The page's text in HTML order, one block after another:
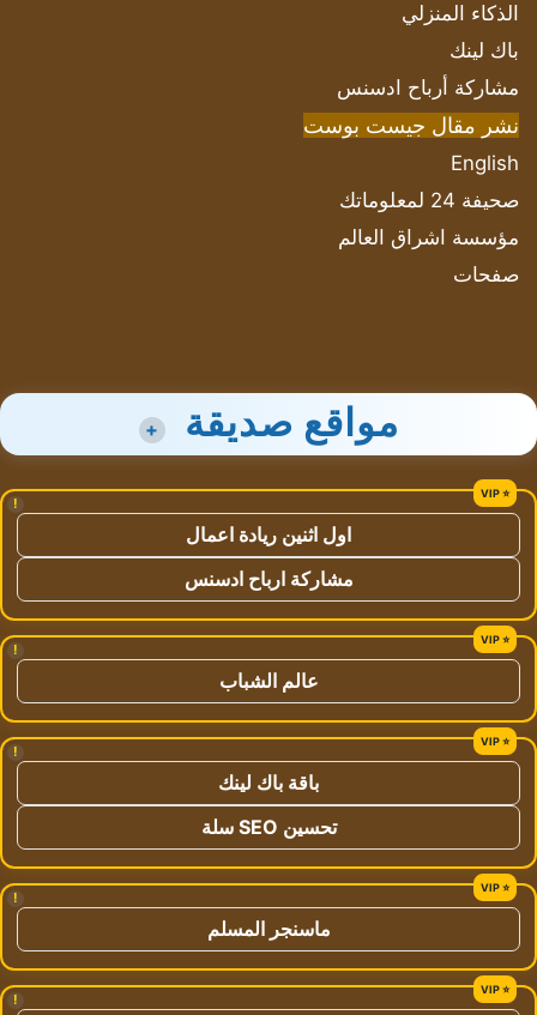
الذكاء المنزلي
باك لينك
مشاركة أرباح ادسنس
نشر مقال جيست بوست
English
صحيفة 24 لمعلوماتك
مؤسسة اشراق العالم
صفحات
مواقع صديقة +
!
اول اثنين ريادة اعمال
مشاركة ارباح ادسنس
!
عالم الشباب
!
باقة باك لينك
تحسين SEO سلة
!
ماسنجر المسلم
!